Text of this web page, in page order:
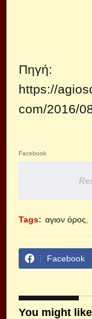
Πηγή:
https://
com/2016/
Facebook
Tags: αγιον όρος
Facebook
You might like